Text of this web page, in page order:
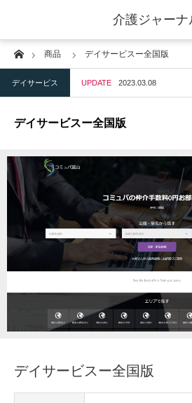
介護ジャーナ
Home商品 デイサービスー全国版
デイサービス UPDATE 2023.03.08
デイサービスー全国版
デイサービスー全国版
ケアプラン作成
訪問
短期入所
訪問＋通い＋宿泊
施設
地域密着型小規模施設
住宅改修